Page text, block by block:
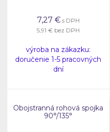
7,27 € s DPH
5,91 € bez DPH
výroba na zákazku:
doručenie 1-5 pracovných
dní
Obojstranná rohová spojka
90°/135°